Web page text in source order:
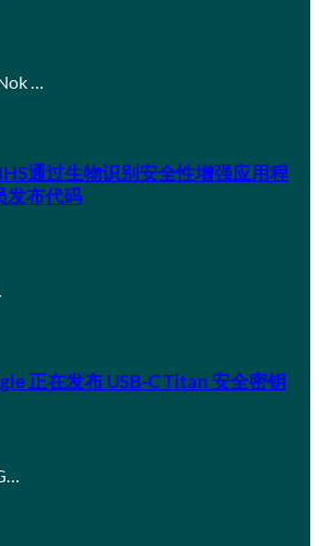
…
通过生物识别安全性增强应用程
发布代码
正在发布 USB-C Titan 安全密钥